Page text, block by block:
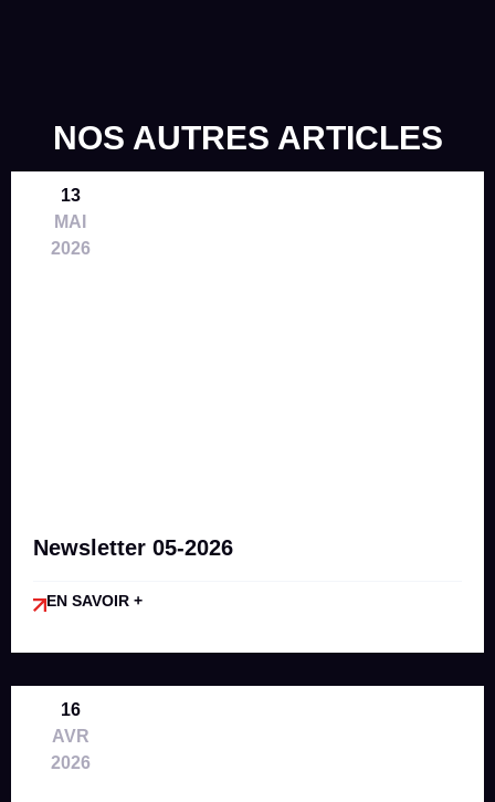
NOS AUTRES ARTICLES
13
MAI
2026
Newsletter 05-2026
EN SAVOIR +
16
AVR
2026